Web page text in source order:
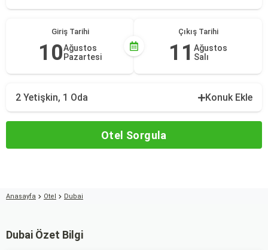
Giriş Tarihi
10Ağustos
Pazartesi
Çıkış Tarihi
11 Ağustos
Salı
2 Yetişkin, 1 Oda Konuk Ekle
Otel Sorgula
Anasayfa Otel Dubai
Dubai Özet Bilgi